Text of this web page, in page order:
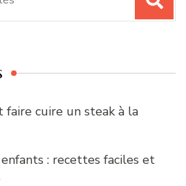
faire cuire un steak à la
: recettes faciles et